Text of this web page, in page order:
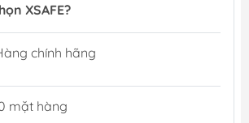
XSAFE?
chính hãng
mặt hàng